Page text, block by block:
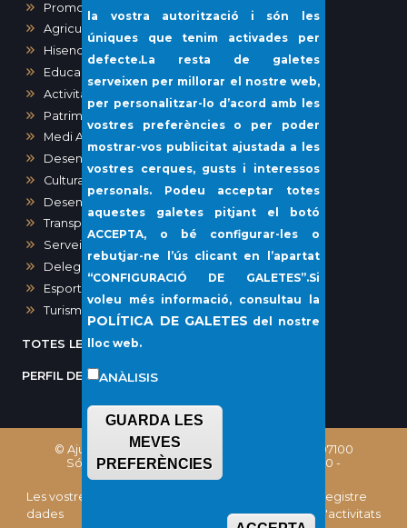
Promoció Econòmica
Agricultura, Ramaderia, Pesca
Hisenda
Educació
Activitats, Obres i Urbanisme
Patrimoni
Medi Ambient
Desenvolupament urbà
Cultura
Desenvolupament local i Sanitat
Transparència i Participació Ciutadana
Serveis Socials i Gent Gran
Delegació del Port de Sóller
Esports
Turisme
TOTES LES NOTÍCIES
PERFIL DEL CONTRACTANT
© Ajuntament de Sóller, Plaça Constitució, 1 - 07100
Sóller (Illes Balears) Telèfon: (+34) 971 63 02 00 -
CIF: P0706100E
Les vostres
dades
galetes
Registre
d'activitats
la vostra autorització i són les
úniques que tenim activades per
defecte.La resta de galetes
serveixen per millorar el nostre web,
per personalitzar-lo d’acord amb les
vostres preferències o per poder
mostrar-vos publicitat ajustada a les
vostres cerques, gusts i interessos
personals. Podeu acceptar totes
aquestes galetes pitjant el botó
ACCEPTA, o bé configurar-les o
rebutjar-ne l’ús clicant en l’apartat
“CONFIGURACIÓ DE GALETES”.Si
voleu més informació, consultau la
POLÍTICA DE GALETES del nostre
lloc web.
ANÀLISIS
GUARDA LES
MEVES
PREFERÈNCIES